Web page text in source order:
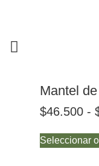
Mantel
$46.500 -
Seleccionar